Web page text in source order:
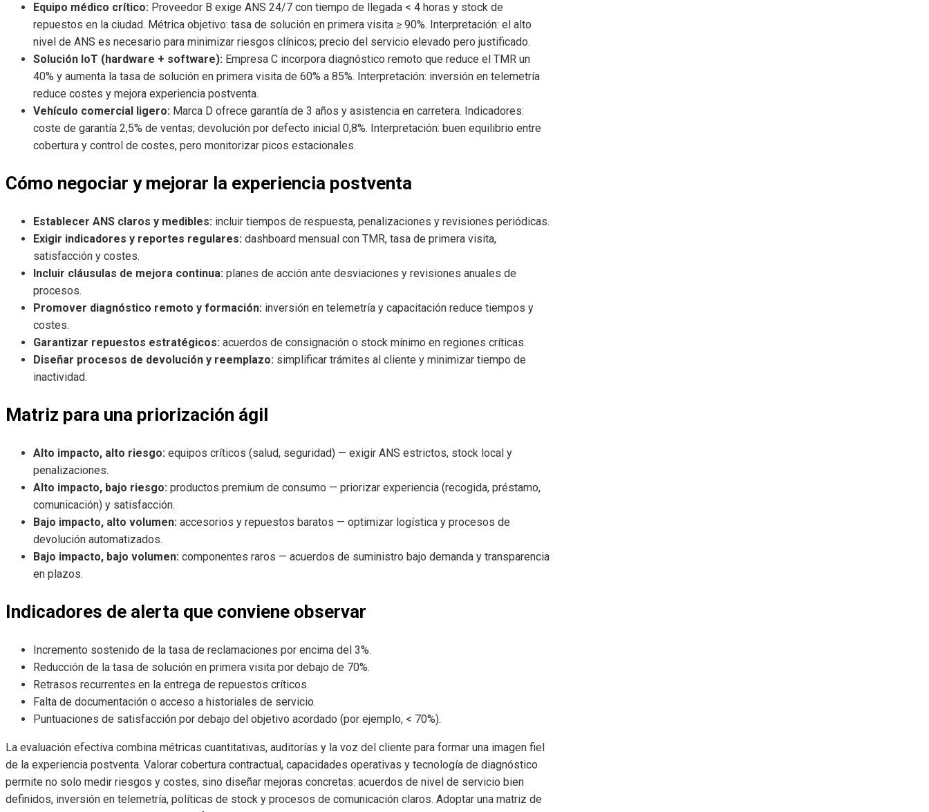
Equipo médico crítico: Proveedor B exige ANS 24/7 con tiempo de llegada < 4 horas y stock de
repuestos en la ciudad. Métrica objetivo: tasa de solución en primera visita ≥ 90%. Interpretación: el alto
nivel de ANS es necesario para minimizar riesgos clínicos; precio del servicio elevado pero justificado.
Solución IoT (hardware + software): Empresa C incorpora diagnóstico remoto que reduce el TMR un
40% y aumenta la tasa de solución en primera visita de 60% a 85%. Interpretación: inversión en telemetría
reduce costes y mejora experiencia postventa.
Vehículo comercial ligero: Marca D ofrece garantía de 3 años y asistencia en carretera. Indicadores:
coste de garantía 2,5% de ventas; devolución por defecto inicial 0,8%. Interpretación: buen equilibrio entre
cobertura y control de costes, pero monitorizar picos estacionales.
Cómo negociar y mejorar la experiencia postventa
Establecer ANS claros y medibles: incluir tiempos de respuesta, penalizaciones y revisiones periódicas.
Exigir indicadores y reportes regulares: dashboard mensual con TMR, tasa de primera visita,
satisfacción y costes.
Incluir cláusulas de mejora continua: planes de acción ante desviaciones y revisiones anuales de
procesos.
Promover diagnóstico remoto y formación: inversión en telemetría y capacitación reduce tiempos y
costes.
Garantizar repuestos estratégicos: acuerdos de consignación o stock mínimo en regiones críticas.
Diseñar procesos de devolución y reemplazo: simplificar trámites al cliente y minimizar tiempo de
inactividad.
Matriz para una priorización ágil
Alto impacto, alto riesgo: equipos críticos (salud, seguridad) — exigir ANS estrictos, stock local y
penalizaciones.
Alto impacto, bajo riesgo: productos premium de consumo — priorizar experiencia (recogida, préstamo,
comunicación) y satisfacción.
Bajo impacto, alto volumen: accesorios y repuestos baratos — optimizar logística y procesos de
devolución automatizados.
Bajo impacto, bajo volumen: componentes raros — acuerdos de suministro bajo demanda y transparencia
en plazos.
Indicadores de alerta que conviene observar
Incremento sostenido de la tasa de reclamaciones por encima del 3%.
Reducción de la tasa de solución en primera visita por debajo de 70%.
Retrasos recurrentes en la entrega de repuestos críticos.
Falta de documentación o acceso a historiales de servicio.
Puntuaciones de satisfacción por debajo del objetivo acordado (por ejemplo, < 70%).
La evaluación efectiva combina métricas cuantitativas, auditorías y la voz del cliente para formar una imagen fiel
de la experiencia postventa. Valorar cobertura contractual, capacidades operativas y tecnología de diagnóstico
permite no solo medir riesgos y costes, sino diseñar mejoras concretas: acuerdos de nivel de servicio bien
definidos, inversión en telemetría, políticas de stock y procesos de comunicación claros. Adoptar una matriz de